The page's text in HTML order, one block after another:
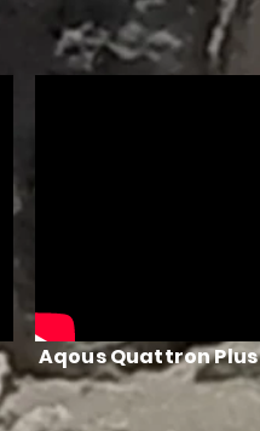
Aqous Quattron Plus